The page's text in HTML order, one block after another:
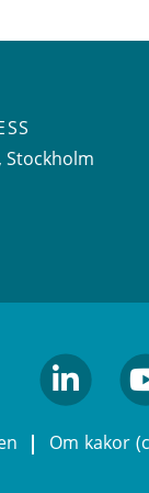
, Stockholm
Om kakor